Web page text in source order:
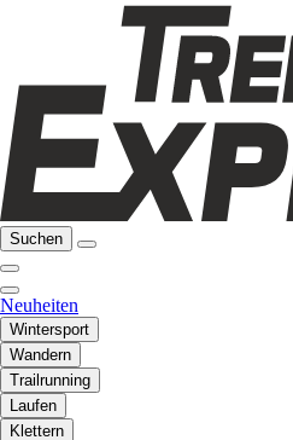
Suchen
Neuheiten
Wintersport
Wandern
Trailrunning
Laufen
Klettern